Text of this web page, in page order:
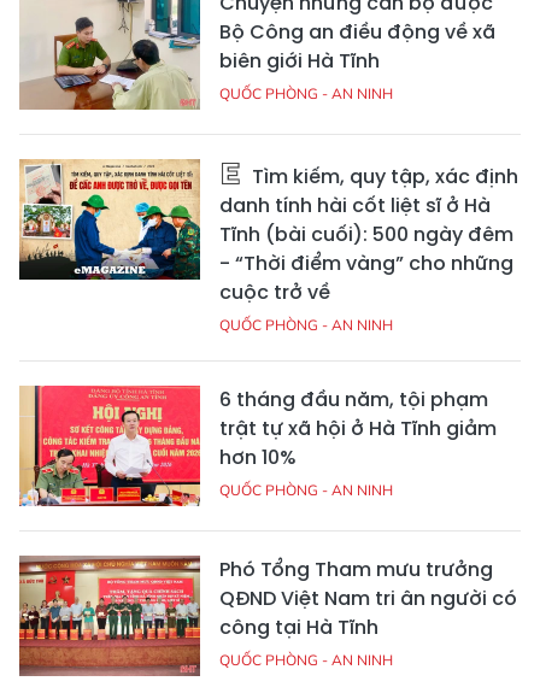
Bộ Công an điều động về xã
biên giới Hà Tĩnh
QUỐC PHÒNG - AN NINH
Tìm kiếm, quy tập, xác định
danh tính hài cốt liệt sĩ ở Hà
Tĩnh (bài cuối): 500 ngày đêm
- “Thời điểm vàng” cho những
cuộc trở về
QUỐC PHÒNG - AN NINH
6 tháng đầu năm, tội phạm
trật tự xã hội ở Hà Tĩnh giảm
hơn 10%
QUỐC PHÒNG - AN NINH
Phó Tổng Tham mưu trưởng
QĐND Việt Nam tri ân người có
công tại Hà Tĩnh
QUỐC PHÒNG - AN NINH